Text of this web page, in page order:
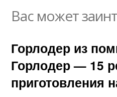
Вас может
Горлодер из
Горлодер — 15
приготовления